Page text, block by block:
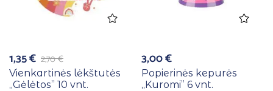
2,70€
1,35€
Vienkartinės lėkštutės
,,Gėlėtos” 10 vnt.
3,00€
Popierinės kepurės
,,Kuromi” 6 vnt.